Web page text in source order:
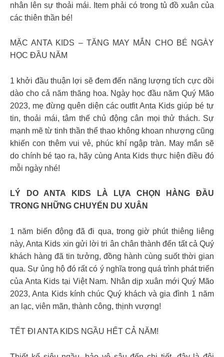
nhân lên sự thoải mái. Item phải có trong tủ đồ xuân của
các thiên thần bé!
MẶC ANTA KIDS – TĂNG MAY MẮN CHO BÉ NGÀY
HỌC ĐẦU NĂM
1 khởi đầu thuận lợi sẽ đem đến năng lượng tích cực dồi
dào cho cả năm thăng hoa. Ngày học đầu năm Quý Mão
2023, mẹ đừng quên diện các outfit Anta Kids giúp bé tự
tin, thoải mái, tâm thế chủ động cân mọi thử thách. Sự
mạnh mẽ từ tinh thần thể thao không khoan nhượng cũng
khiến con thêm vui vẻ, phúc khí ngập tràn. May mắn sẽ
do chính bé tạo ra, hãy cùng Anta Kids thực hiện điều đó
mỗi ngày nhé!
LÝ DO ANTA KIDS LÀ LỰA CHỌN HÀNG ĐẦU
TRONG NHỮNG CHUYẾN DU XUÂN
1 năm biến động đã đi qua, trong giờ phút thiêng liêng
này, Anta Kids xin gửi lời tri ân chân thành đến tất cả Quý
khách hàng đã tin tưởng, đồng hành cùng suốt thời gian
qua. Sự ủng hộ đó rất có ý nghĩa trong quá trình phát triển
của Anta Kids tại Việt Nam. Nhân dịp xuân mới Quý Mão
2023, Anta Kids kính chúc Quý khách và gia đình 1 năm
an lạc, viên mãn, thành công, thịnh vượng!
TẾT ĐI ANTA KIDS NGẦU HẾT CẢ NĂM!